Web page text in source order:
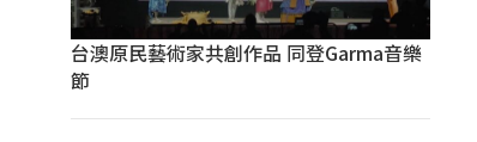
台澳原民藝術家共創作品 同登Garma音樂
節